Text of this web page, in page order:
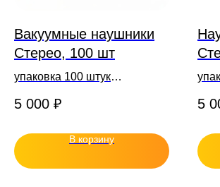
Вакуумные наушники
Стерео, 100 шт
упаковка 100 штук
от 500 шт.
5 000 ₽
В корзину
от
5